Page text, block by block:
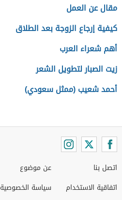
مقال عن العمل
كيفية إرجاع الزوجة بعد الطلاق
أهم شعراء العرب
زيت الصبار لتطويل الشعر
أحمد شعيب (ممثل سعودي)
اتصل بنا
اتفاقية الاستخدام
عن موضوع
سياسة الخصوصية